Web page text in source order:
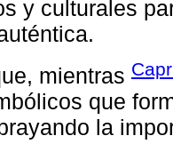
y culturales
mientras
que
la